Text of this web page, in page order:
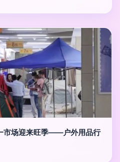
市场迎来旺季——户外用品行